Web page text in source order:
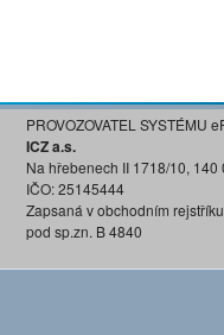
PROVOZOVATEL SYSTÉMU
ICZ a.s.
Na hřebenech II 1718/10, 140
IČO: 25145444
Zapsaná v obchodním
pod sp.zn. B 4840